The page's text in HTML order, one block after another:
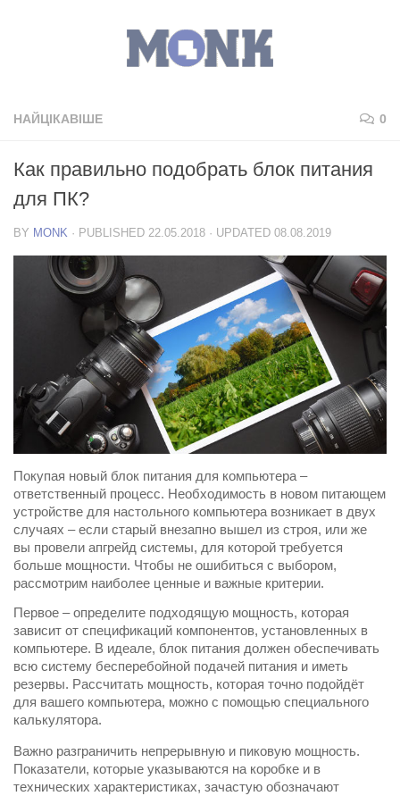
НАЙЦІКАВІШЕ 0
Как правильно подобрать блок питания
для ПК?
BY MONK · PUBLISHED 22.05.2018 · UPDATED 08.08.2019
Покупая новый блок питания для компьютера –
ответственный процесс. Необходимость в новом питающем
устройстве для настольного компьютера возникает в двух
случаях – если старый внезапно вышел из строя, или же
вы провели апгрейд системы, для которой требуется
больше мощности. Чтобы не ошибиться с выбором,
рассмотрим наиболее ценные и важные критерии.
Первое – определите подходящую мощность, которая
зависит от спецификаций компонентов, установленных в
компьютере. В идеале, блок питания должен обеспечивать
всю систему бесперебойной подачей питания и иметь
резервы. Рассчитать мощность, которая точно подойдёт
для вашего компьютера, можно с помощью специального
калькулятора.
Важно разграничить непрерывную и пиковую мощность.
Показатели, которые указываются на коробке и в
технических характеристиках, зачастую обозначают